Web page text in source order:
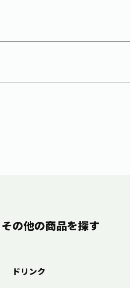
その他の商品を探す
ドリンク